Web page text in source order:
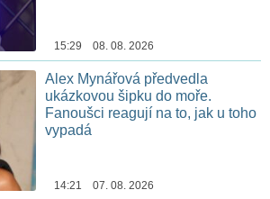
15:29 08. 08. 2026
Alex Mynářová předvedla
ukázkovou šipku do moře.
Fanoušci reagují na to, jak u toho
vypadá
14:21 07. 08. 2026